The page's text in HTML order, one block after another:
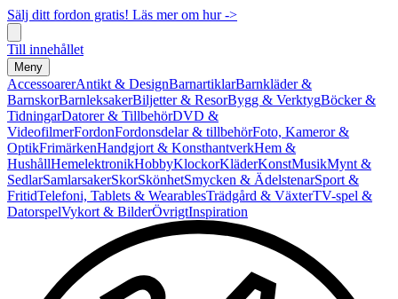
Sälj ditt fordon gratis! Läs mer om hur ->
Till innehållet
Meny
AccessoarerAntikt & DesignBarnartiklarBarnkläder &
BarnskorBarnleksakerBiljetter & ResorBygg & VerktygBöcker &
TidningarDatorer & TillbehörDVD &
VideofilmerFordonFordonsdelar & tillbehörFoto, Kameror &
OptikFrimärkenHandgjort & KonsthantverkHem &
HushållHemelektronikHobbyKlockorKläderKonstMusikMynt &
SedlarSamlarsakerSkorSkönhetSmycken & ÄdelstenarSport &
FritidTelefoni, Tablets & WearablesTrädgård & VäxterTV-spel &
DatorspelVykort & BilderÖvrigtInspiration